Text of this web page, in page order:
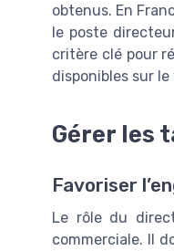
obtenus. En
le poste
critère clé pour
disponibles sur le
Gérer les
Favoriser
Le rôle du
commerciale. Il